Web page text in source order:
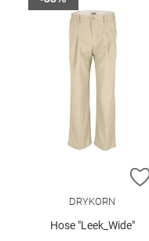
DRYKORN
Hose "Leek_Wide"